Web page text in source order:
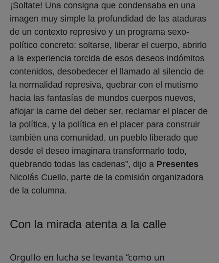
¡Soltate! Una consigna que condensaba en una
imagen muy simple la profundidad de las ataduras
de un contexto represivo y un programa sexo-
político concreto: soltarse, liberar el cuerpo, abrirlo
a la experiencia torcida de esos deseos indómitos
contenidos, desobedecer el llamado al silencio de
la normalidad represiva, quebrar con el mutismo
hacia las fantasías de mundos cuerpos nuevos,
aflojar la carne del deber ser, reclamar el placer de
la política, y la política en el placer para construir
también una comunidad, un pueblo liberado que
desde el deseo imaginara transformarlo todo,
quebrando todas las cadenas”, dijo a Presentes
Nicolás Cuello, parte de la comisión organizadora
de la columna.
Con la mirada atenta a la calle
Orgullo en lucha se levanta “como un